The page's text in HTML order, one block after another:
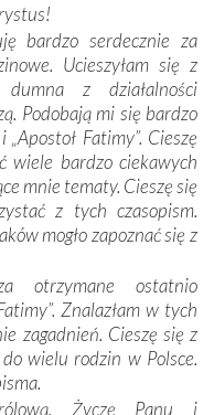
Maryja swoją opieką
wszystkie nacje, które
osobę, która zawierza
wierności Bogu i
Trudne momenty w
przypominają o
własną duszę i o łaskę
pomyślność –
Odstępstwo owocuje
uniwersalne prawdy
opowieści
i wodzach,
losach grzesznych
bardzo serdecznie za
Ucieszyłam się z
z działalności
Podobają mi się bardzo
Fatimy”. Cieszę
wiele bardzo ciekawych
mnie tematy. Cieszę się
z tych czasopism.
mogło zapoznać się z
otrzymane ostatnio
Znalazłam w tych
zagadnień. Cieszę się z
wielu rodzin w Polsce.
Życzę Panu i